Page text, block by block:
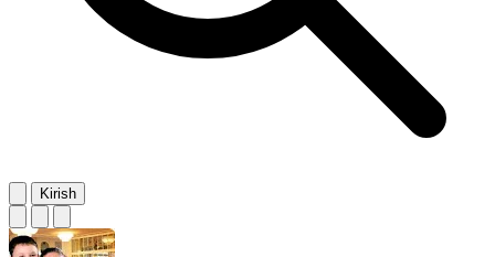
Kirish